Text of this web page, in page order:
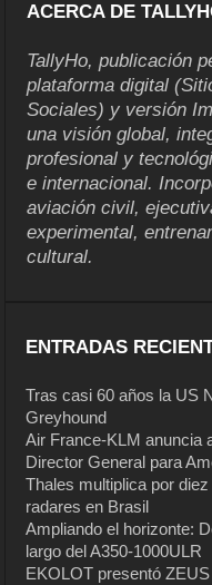
ACERCA DE
TallyHo, publicación
plataforma digital
Sociales) y versión
una visión global,
profesional y
e internacional.
aviación civil,
experimental,
cultural.
ENTRADAS
Tras casi 60 años la US
Greyhound
Air France-KLM anuncia
Director General para
Thales multiplica por
radares en Brasil
Ampliando el horizonte:
largo del A350-1000ULR
EKOLOT presentó